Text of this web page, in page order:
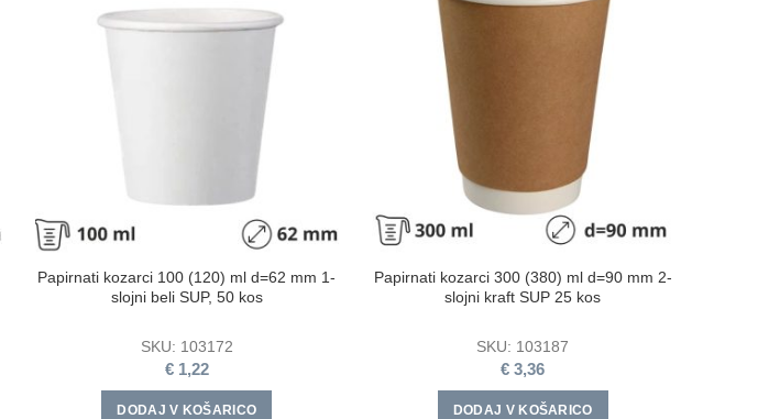
Papirnati kozarci 100 (120) ml d=62 mm 1-
slojni beli SUP, 50 kos
SKU: 103172
€ 1,22
DODAJ V KOŠARICO
Papirnati kozarci 300 (380) ml d=90 mm 2-
slojni kraft SUP 25 kos
SKU: 103187
€3,36
DODAJ V KOŠARICO